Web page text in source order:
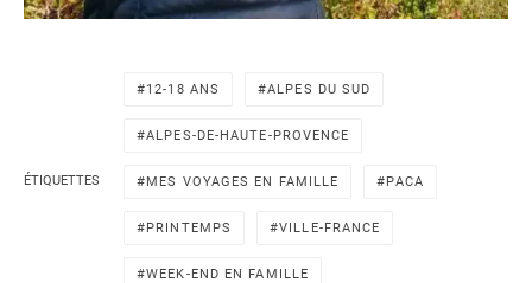
ÉTIQUETTES
12-18 ANS ALPES DU SUD
ALPES-DE-HAUTE-PROVENCE
MES VOYAGES EN FAMILLE PACA
PRINTEMPS VILLE-FRANCE
WEEK-END EN FAMILLE